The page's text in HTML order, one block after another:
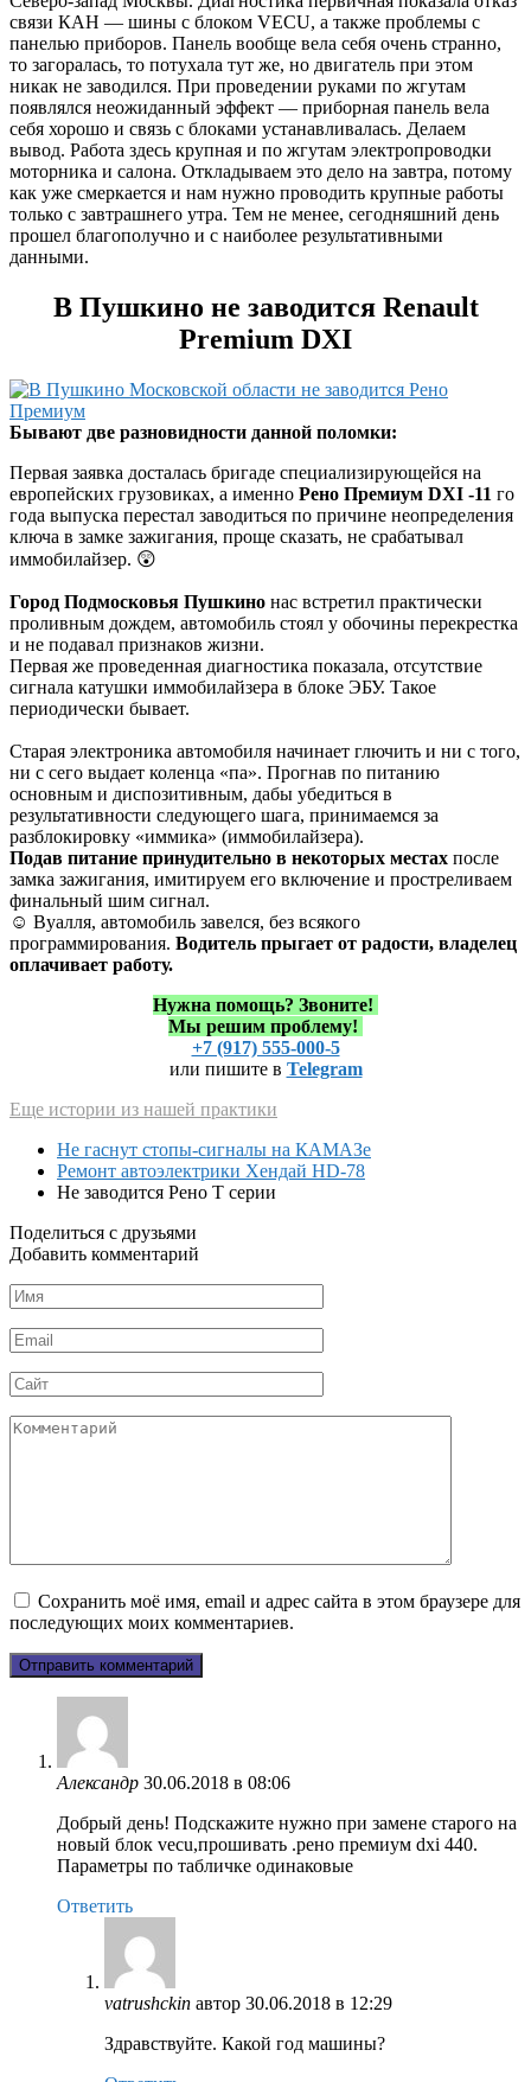
связи КАН — шины с блоком VECU, а также проблемы с
панелью приборов. Панель вообще вела себя очень странно,
то загоралась, то потухала тут же, но двигатель при этом
никак не заводился. При проведении руками по жгутам
появлялся неожиданный эффект — приборная панель вела
себя хорошо и связь с блоками устанавливалась. Делаем
вывод. Работа здесь крупная и по жгутам электропроводки
моторника и салона. Откладываем это дело на завтра, потому
как уже смеркается и нам нужно проводить крупные работы
только с завтрашнего утра. Тем не менее, сегодняшний день
прошел благополучно и с наиболее результативными
данными.
В Пушкино не заводится Renault
Premium DXI
Бывают две разновидности данной поломки:
Первая заявка досталась бригаде специализирующейся на
европейских грузовиках, а именно Рено Премиум DXI -11 го
года выпуска перестал заводиться по причине неопределения
ключа в замке зажигания, проще сказать, не срабатывал
иммобилайзер. 😲
Город Подмосковья Пушкино нас встретил практически
проливным дождем, автомобиль стоял у обочины перекрестка
и не подавал признаков жизни.
Первая же проведенная диагностика показала, отсутствие
сигнала катушки иммобилайзера в блоке ЭБУ. Такое
периодически бывает.
Старая электроника автомобиля начинает глючить и ни с того,
ни с сего выдает коленца «па». Прогнав по питанию
основным и диспозитивным, дабы убедиться в
результативности следующего шага, принимаемся за
разблокировку «иммика» (иммобилайзера).
Подав питание принудительно в некоторых местах после
замка зажигания, имитируем его включение и простреливаем
финальный шим сигнал.
☺️ Вуалля, автомобиль завелся, без всякого
программирования. Водитель прыгает от радости, владелец
оплачивает работу.
Нужна помощь? Звоните!
Мы решим проблему!
+7 (917) 555-000-5
или пишите в Telegram
Еще истории из нашей практики
Не гаснут стопы-сигналы на КАМАЗе
Ремонт автоэлектрики Хендай HD-78
Не заводится Рено Т серии
Поделиться с друзьями
Добавить комментарий
Имя
*
Email
*
Сайт
Комментарий
Сохранить моё имя, email и адрес сайта в этом браузере для
последующих моих комментариев.
Александр 30.06.2018 в 08:06
Добрый день! Подскажите нужно при замене старого на
новый блок vecu,прошивать .рено премиум dxi 440.
Параметры по табличке одинаковые
Ответить
vatrushckin автор 30.06.2018 в 12:29
Здравствуйте. Какой год машины?